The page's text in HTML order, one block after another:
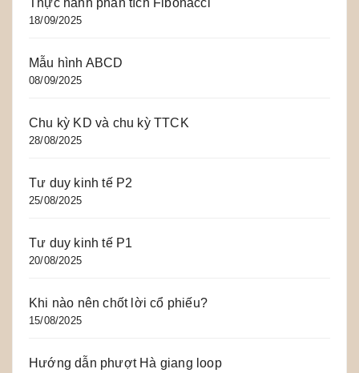
18/09/2025
Mẫu hình ABCD
08/09/2025
Chu kỳ KD và chu kỳ TTCK
28/08/2025
Tư duy kinh tế P2
25/08/2025
Tư duy kinh tế P1
20/08/2025
Khi nào nên chốt lời cổ phiếu?
15/08/2025
Hướng dẫn phượt Hà giang loop